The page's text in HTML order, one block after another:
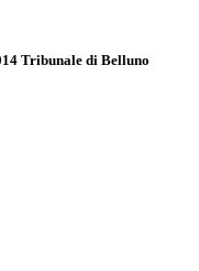
Tribunale di Belluno